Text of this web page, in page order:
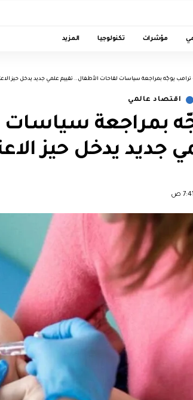
مؤشرات تكنولوجيا المزيد
ترامب يوجّه بمراجعة سياسات لقاحات الأطفال.. تقييم علمي جديد يدخل حيز
اقتصاد عالمي
بمراجعة سياسات
جديد يدخل حيز